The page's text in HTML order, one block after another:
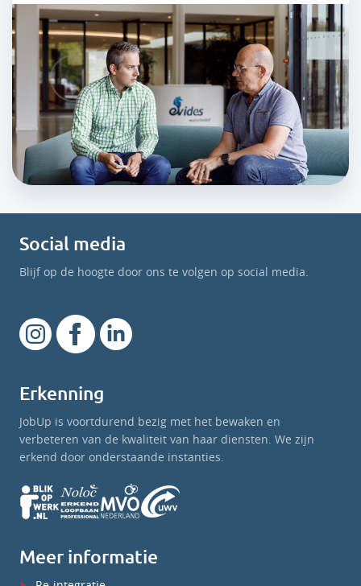
Social media
Blijf op de hoogte door ons te volgen op social media.
Erkenning
JobUp is voortdurend bezig met het bewaken en
verbeteren van de kwaliteit van haar diensten. We zijn
erkend door onderstaande instanties.
Meer informatie